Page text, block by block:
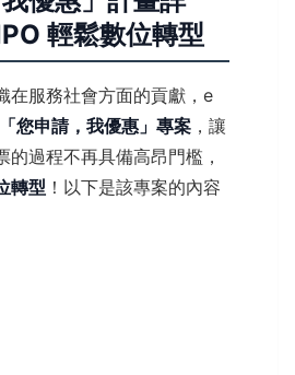
輕鬆數位轉型
在服務社會方面的貢獻，e
「您申請，我優惠」專案 ，讓
的過程不再具備高昂門檻，
轉型 ！以下是該專案的內容